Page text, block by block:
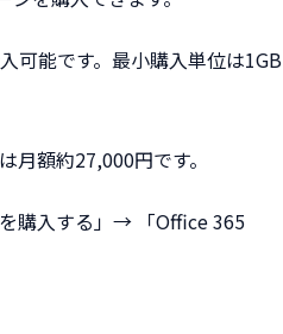
可能です。最小購入単位は1GB
額約27,000円です。
購入する」→ 「Office 365